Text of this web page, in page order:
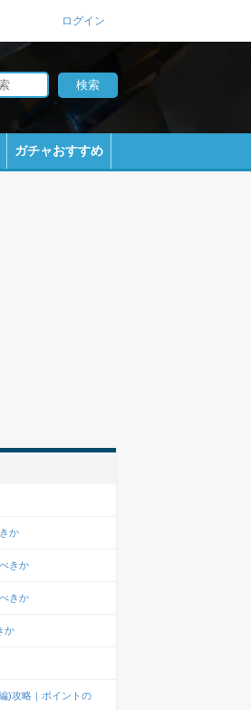
ログイン
ガチャおすすめ
か
きか
きか
か
)攻略｜ポイントの